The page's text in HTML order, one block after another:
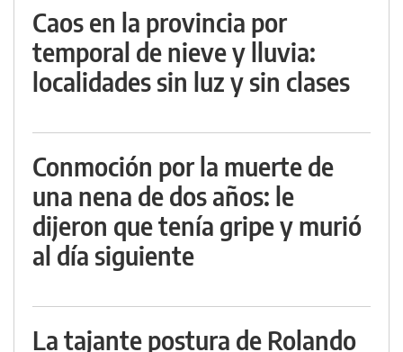
Caos en la provincia por
temporal de nieve y lluvia:
localidades sin luz y sin clases
Conmoción por la muerte de
una nena de dos años: le
dijeron que tenía gripe y murió
al día siguiente
La tajante postura de Rolando